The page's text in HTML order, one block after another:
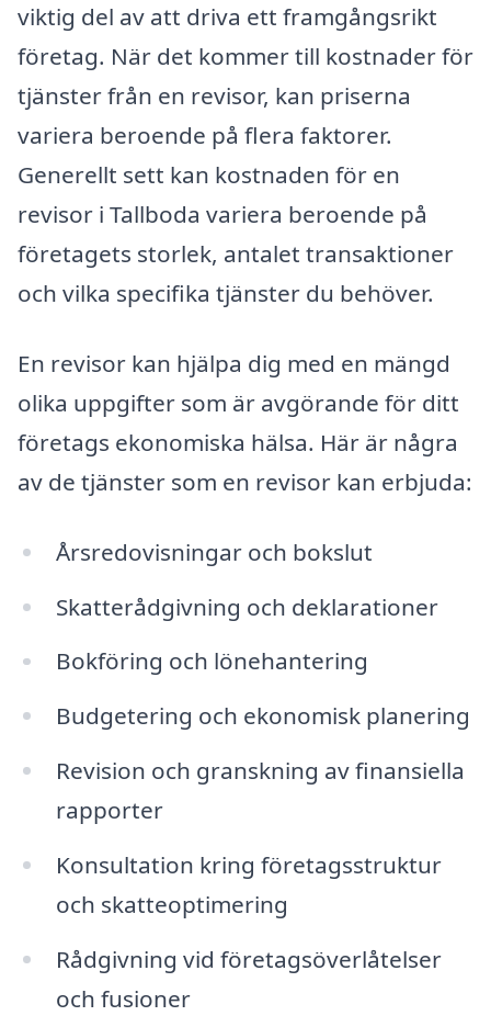
viktig del av att driva ett framgångsrikt
företag. När det kommer till kostnader för
tjänster från en revisor, kan priserna
variera beroende på flera faktorer.
Generellt sett kan kostnaden för en
revisor i Tallboda variera beroende på
företagets storlek, antalet transaktioner
och vilka specifika tjänster du behöver.
En revisor kan hjälpa dig med en mängd
olika uppgifter som är avgörande för ditt
företags ekonomiska hälsa. Här är några
av de tjänster som en revisor kan erbjuda:
Årsredovisningar och bokslut
Skatterådgivning och deklarationer
Bokföring och lönehantering
Budgetering och ekonomisk planering
Revision och granskning av finansiella
rapporter
Konsultation kring företagsstruktur
och skatteoptimering
Rådgivning vid företagsöverlåtelser
och fusioner